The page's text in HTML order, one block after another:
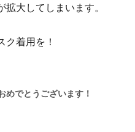
大してしまいます。
ク着用を！
めでとうございます！